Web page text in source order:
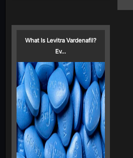
What Is Levitra Vardenafil?
Ev…